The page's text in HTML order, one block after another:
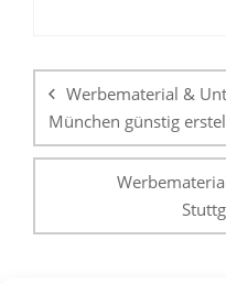
Werbematerial &
München günstig